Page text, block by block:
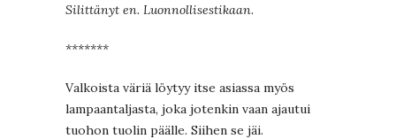
Silittänyt en. Luonnollisestikaan.
*******
Valkoista väriä löytyy itse asiassa myös
lampaantaljasta, joka jotenkin vaan ajautui
tuohon tuolin päälle. Siihen se jäi.